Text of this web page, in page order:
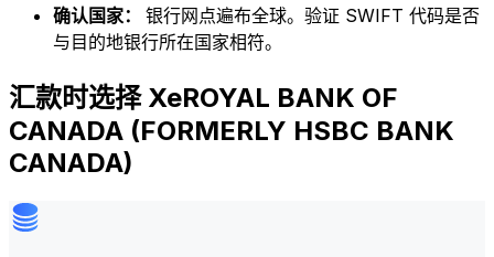
确认国家： 银行网点遍布全球。验证 SWIFT 代码是否
与目的地银行所在国家相符。
汇款时选择 XeROYAL BANK OF
CANADA (FORMERLY HSBC BANK
CANADA)